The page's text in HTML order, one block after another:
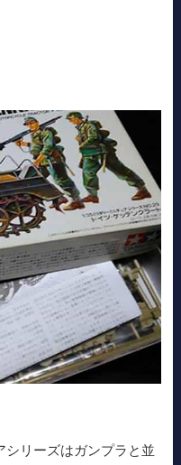
シリーズはガンプラと並